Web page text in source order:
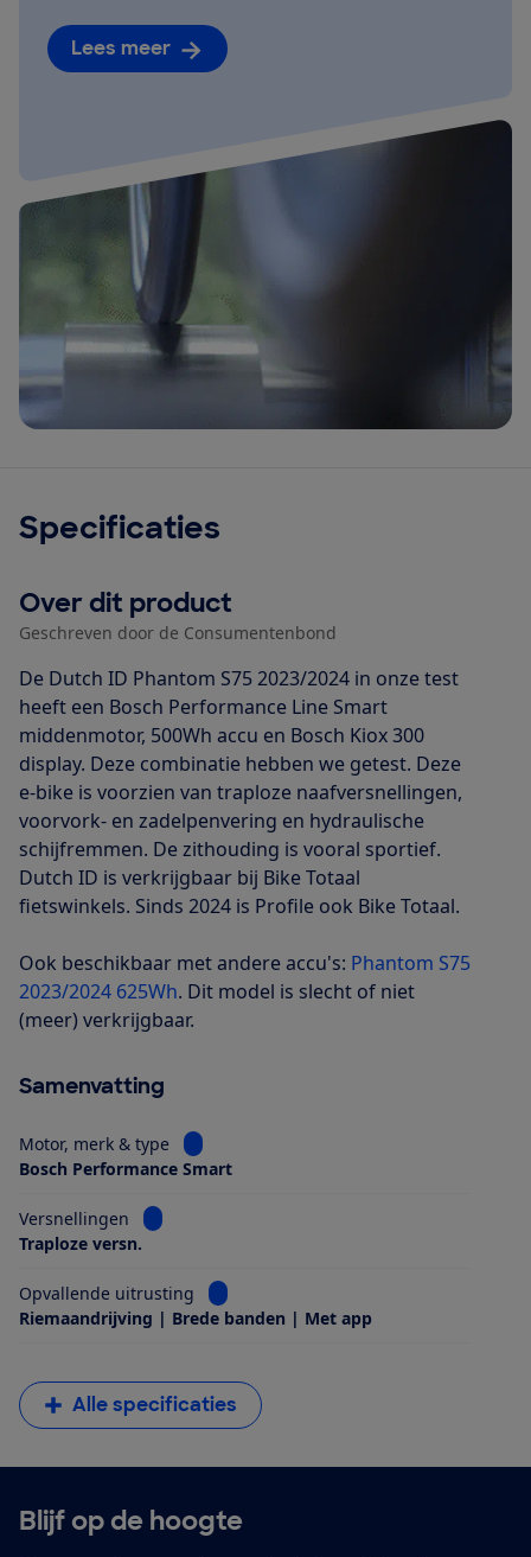
Lees meer
Specificaties
Over dit product
Geschreven door de Consumentenbond
De Dutch ID Phantom S75 2023/2024 in onze test
heeft een Bosch Performance Line Smart
middenmotor, 500Wh accu en Bosch Kiox 300
display. Deze combinatie hebben we getest. Deze
e-bike is voorzien van traploze naafversnellingen,
voorvork- en zadelpenvering en hydraulische
schijfremmen. De zithouding is vooral sportief.
Dutch ID is verkrijgbaar bij Bike Totaal
fietswinkels. Sinds 2024 is Profile ook Bike Totaal.
Ook beschikbaar met andere accu's: Phantom S75
2023/2024 625Wh. Dit model is slecht of niet
(meer) verkrijgbaar.
Samenvatting
Motor, merk & type
Bekijk informatie voor Motor, merk & type
Bosch Performance Smart
Versnellingen
Bekijk informatie voor Versnellingen
Traploze versn.
Opvallende uitrusting
Bekijk informatie voor Opvallende
Riemaandrijving | Brede banden | Met app
Alle specificaties
Blijf op de hoogte